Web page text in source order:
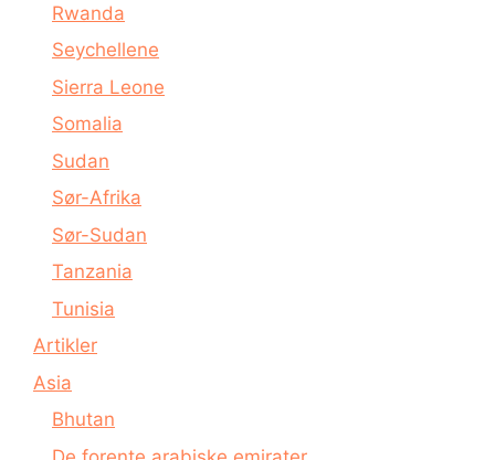
Rwanda
Seychellene
Sierra Leone
Somalia
Sudan
Sør-Afrika
Sør-Sudan
Tanzania
Tunisia
Artikler
Asia
Bhutan